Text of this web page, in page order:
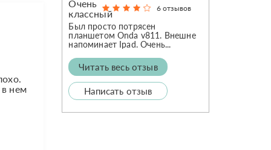
нем
6 отзывов
Был просто потрясен
планшетом Onda v811. Внешне
напоминает Ipad. Очень...
Читать весь отзыв
Написать отзыв